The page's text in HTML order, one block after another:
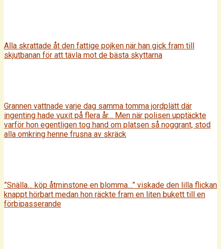
Alla skrattade åt den fattige pojken när han gick fram till
skjutbanan för att tävla mot de bästa skyttarna
Grannen vattnade varje dag samma tomma jordplätt där
ingenting hade vuxit på flera år… Men när polisen upptäckte
varför hon egentligen tog hand om platsen så noggrant, stod
alla omkring henne frusna av skräck
”Snälla… köp åtminstone en blomma…” viskade den lilla flickan
knappt hörbart medan hon räckte fram en liten bukett till en
förbipasserande